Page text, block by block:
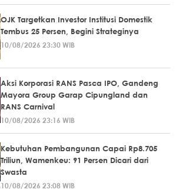
OJK Targetkan Investor Institusi Domestik
Tembus 25 Persen, Begini Strateginya
10/08/2026 23:30 WIB
Aksi Korporasi RANS Pasca IPO, Gandeng
Mayora Group Garap Cipungland dan
RANS Carnival
10/08/2026 23:16 WIB
Kebutuhan Pembangunan Capai Rp8.705
Triliun, Wamenkeu: 91 Persen Dicari dari
Swasta
10/08/2026 23:08 WIB